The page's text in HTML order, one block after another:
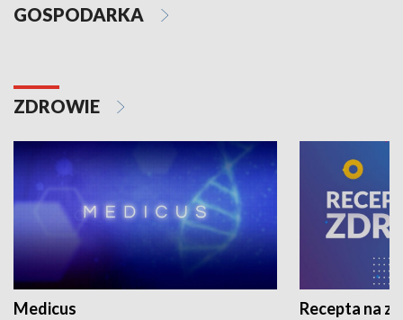
GOSPODARKA
ZDROWIE
Medicus Recepta na